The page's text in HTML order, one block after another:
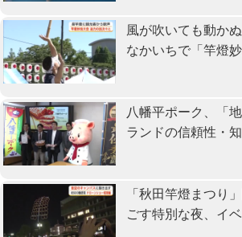
風が吹いても動か
なかいちで「竿燈
八幡平ポーク、「
ランドの信頼性・
「秋田竿燈まつり
ごす特別な夜、イ